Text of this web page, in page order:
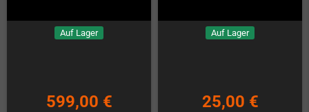
Auf Lager
599,00 €
Auf Lager
25,00 €